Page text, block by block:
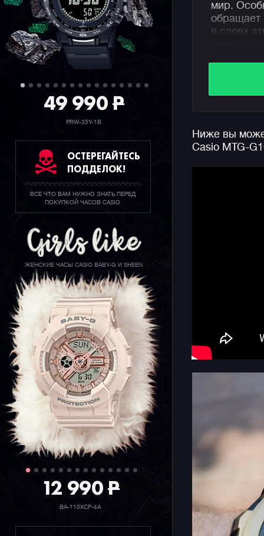
49 990P
PRW-35Y-1B
ОСТЕРЕГАЙТЕСЬ
ПОДДЕЛОК!
ВСЕ ЧТО ВАМ НУЖНО ЗНАТЬ ПЕРЕД
ПОКУПКОЙ ЧАСОВ CASIO
ЖЕНСКИЕ ЧАСЫ CASIO BABY-G И SHEEN
12 990P
BA-110XCP-4A
мир.
обращает
в слоях
первое
свежие
Ниже вы
Casio MTG-